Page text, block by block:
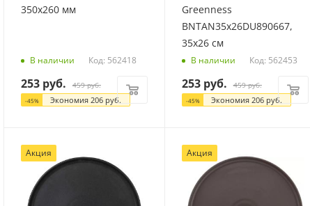
350х260 мм
В наличии Код: 562418
253 руб. 459руб.
-45% Экономия 206 руб.
Greenness
BNTAN35x26DU890667,
35x26 см
В наличии Код: 562453
253руб. 459руб.
-45% Экономия 206руб.
Акция Акция